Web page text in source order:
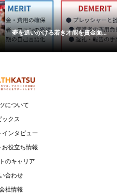
夢を追いかける若き才能を資金面...
について
ックス
インタビュー
お役立ち情報
のキャリア
合わせ
社情報